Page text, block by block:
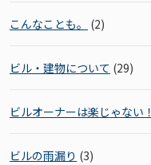
こんなことも。 (2)
ビル・建物について (29)
ビルオーナーは楽じゃない！
ビルの雨漏り (3)